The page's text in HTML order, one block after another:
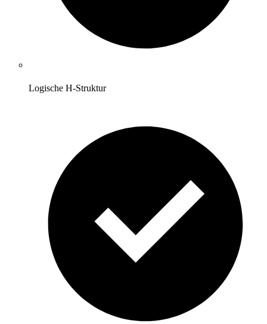
Logische H-Struktur